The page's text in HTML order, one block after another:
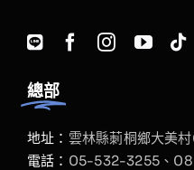
總部
地址： 雲林縣莿桐鄉大美
電話： 05-532-3255、